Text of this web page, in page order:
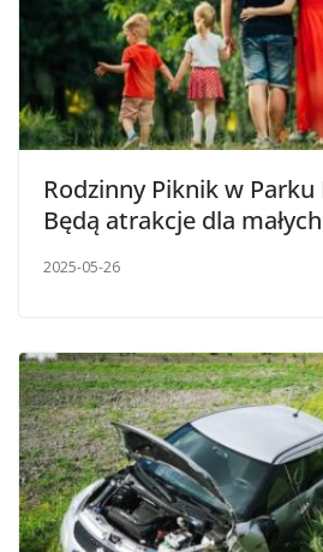
Rodzinny Piknik w
Będą atrakcje dla
2025-05-26